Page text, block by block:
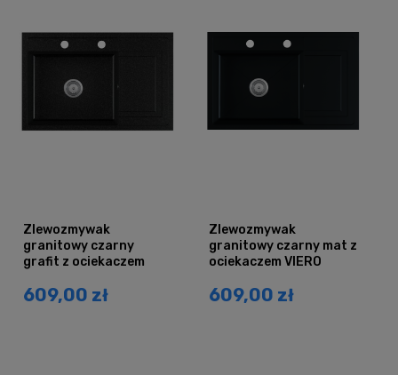
Zlewozmywak
granitowy czarny
grafit z ociekaczem
609,00 zł
Zlewozmywak
granitowy czarny mat z
ociekaczem VIERO
609,00 zł